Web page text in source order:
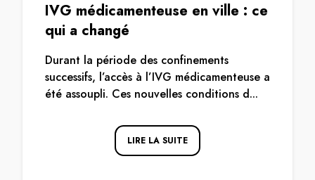
IVG médicamenteuse en ville : ce
qui a changé
Durant la période des confinements
successifs, l’accès à l’IVG médicamenteuse a
été assoupli. Ces nouvelles conditions d...
LIRE LA SUITE